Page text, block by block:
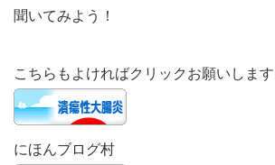
聞いてみよう！
こちらもよければクリックお願いします
にほんブログ村